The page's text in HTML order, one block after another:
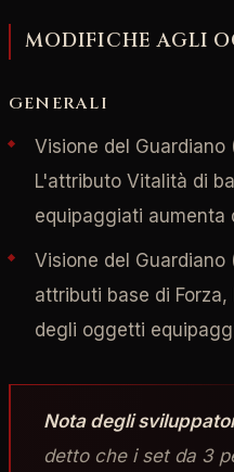
MODIFICHE AGLI
GENERALI
Visione del Guardiano
L'attributo Vitalità di
equipaggiati aumenta
Visione del Guardiano
attributi base di
degli oggetti
Nota degli
detto che i set da 3